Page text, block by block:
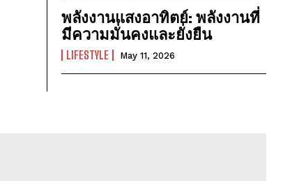
พลังงานแสงอาทิตย์: พลังงานที่
มีความมั่นคงและยั่งยืน
LIFESTYLE May 11, 2026